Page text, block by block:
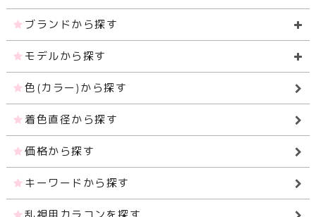
ブランドから探す
モデルから探す
色(カラー)から探す
着色直径から探す
価格から探す
キーワードから探す